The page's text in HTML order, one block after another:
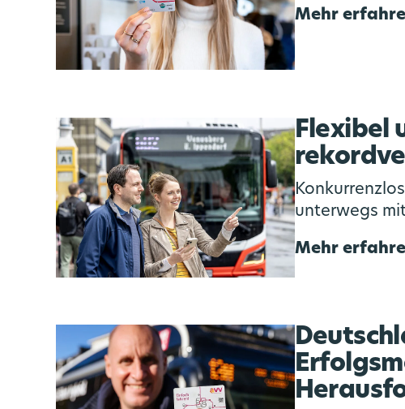
Mehr
Flexibel
unterwegs
Mehr